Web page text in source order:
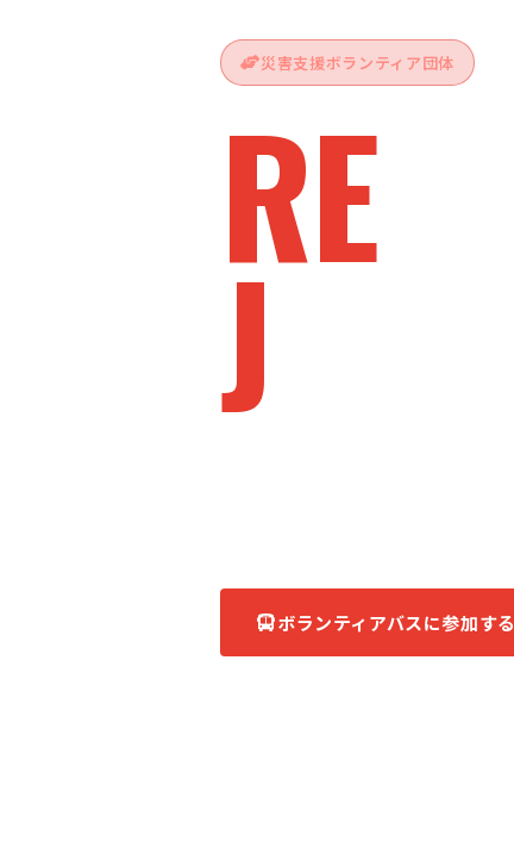
災害支援ボランティア団体
REvive
Japan
ボランティアバスに参加する